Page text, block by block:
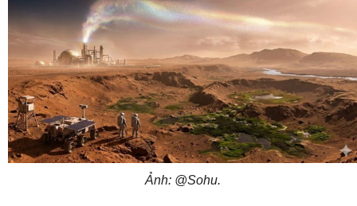
Ảnh: @Sohu.